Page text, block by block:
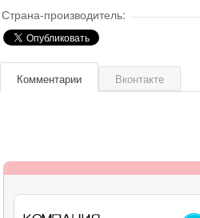
Страна-производитель:
Комментарии Вконтакте